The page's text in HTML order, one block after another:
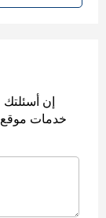
إن أسئلتك
خدمات موقع